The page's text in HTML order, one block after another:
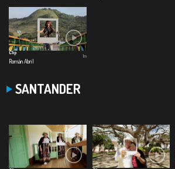
Clip
Román Abril
1m
SANTANDER